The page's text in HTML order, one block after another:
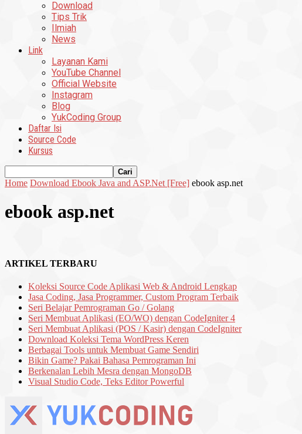
Download
Tips Trik
Ilmiah
News
Link
Layanan Kami
YouTube Channel
Official Website
Instagram
Blog
YukCoding Group
Daftar Isi
Source Code
Kursus
Home Download Ebook Java and ASP.Net [Free] ebook asp.net
ebook asp.net
ARTIKEL TERBARU
Koleksi Source Code Aplikasi Web & Android Lengkap
Jasa Coding, Jasa Programmer, Custom Program Terbaik
Seri Belajar Pemrograman Go / Golang
Seri Membuat Aplikasi (EO/WO) dengan CodeIgniter 4
Seri Membuat Aplikasi (POS / Kasir) dengan CodeIgniter
Download Koleksi Tema WordPress Keren
Berbagai Tools untuk Membuat Game Sendiri
Bikin Game? Pakai Bahasa Pemrograman Ini
Berkenalan Lebih Mesra dengan MongoDB
Visual Studio Code, Teks Editor Powerful